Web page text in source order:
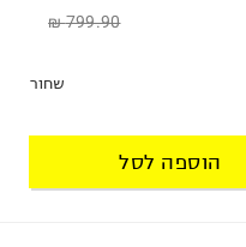
799.90 ₪
שחור
הוספה לסל